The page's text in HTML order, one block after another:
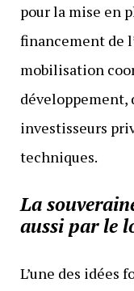
pour la mise en
financement de
mobilisation
développement,
investisseurs
techniques.
La
aussi par le
L’une des idées